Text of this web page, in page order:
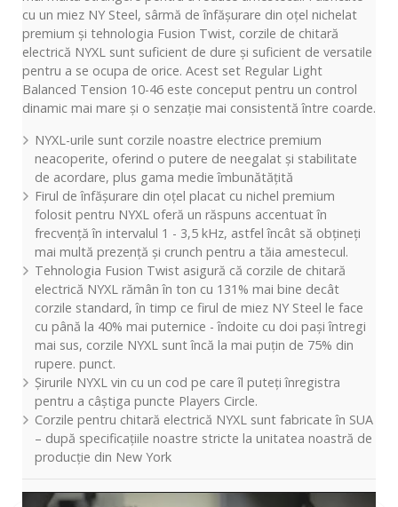
cu un miez NY Steel, sârmă de înfășurare din oțel nichelat
premium și tehnologia Fusion Twist, corzile de chitară
electrică NYXL sunt suficient de dure și suficient de versatile
pentru a se ocupa de orice. Acest set Regular Light
Balanced Tension 10-46 este conceput pentru un control
dinamic mai mare și o senzație mai consistentă între coarde.
NYXL-urile sunt corzile noastre electrice premium
neacoperite, oferind o putere de neegalat și stabilitate
de acordare, plus gama medie îmbunătățită
Firul de înfășurare din oțel placat cu nichel premium
folosit pentru NYXL oferă un răspuns accentuat în
frecvență în intervalul 1 - 3,5 kHz, astfel încât să obțineți
mai multă prezență și crunch pentru a tăia amestecul.
Tehnologia Fusion Twist asigură că corzile de chitară
electrică NYXL rămân în ton cu 131% mai bine decât
corzile standard, în timp ce firul de miez NY Steel le face
cu până la 40% mai puternice - îndoite cu doi pași întregi
mai sus, corzile NYXL sunt încă la mai puțin de 75% din
rupere. punct.
Șirurile NYXL vin cu un cod pe care îl puteți înregistra
pentru a câștiga puncte Players Circle.
Corzile pentru chitară electrică NYXL sunt fabricate în SUA
– după specificațiile noastre stricte la unitatea noastră de
producție din New York